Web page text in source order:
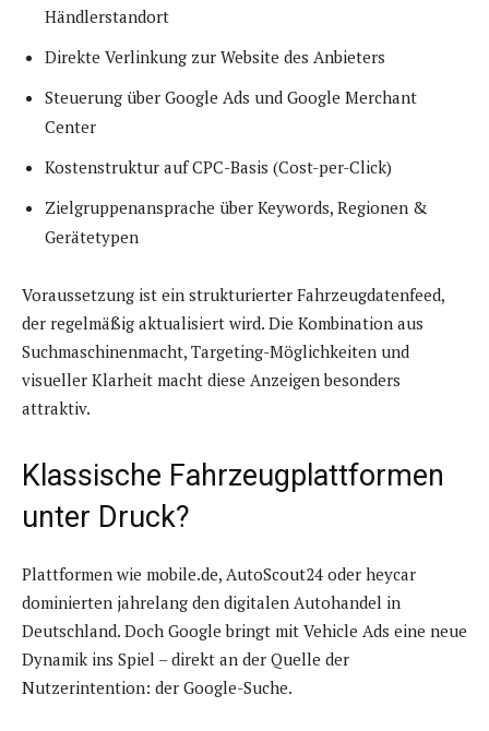
Händlerstandort
Direkte Verlinkung zur Website des Anbieters
Steuerung über Google Ads und Google Merchant
Center
Kostenstruktur auf CPC-Basis (Cost-per-Click)
Zielgruppenansprache über Keywords, Regionen &
Gerätetypen
Voraussetzung ist ein strukturierter Fahrzeugdatenfeed,
der regelmäßig aktualisiert wird. Die Kombination aus
Suchmaschinenmacht, Targeting-Möglichkeiten und
visueller Klarheit macht diese Anzeigen besonders
attraktiv.
Klassische Fahrzeugplattformen
unter Druck?
Plattformen wie mobile.de, AutoScout24 oder heycar
dominierten jahrelang den digitalen Autohandel in
Deutschland. Doch Google bringt mit Vehicle Ads eine neue
Dynamik ins Spiel – direkt an der Quelle der
Nutzerintention: der Google-Suche.